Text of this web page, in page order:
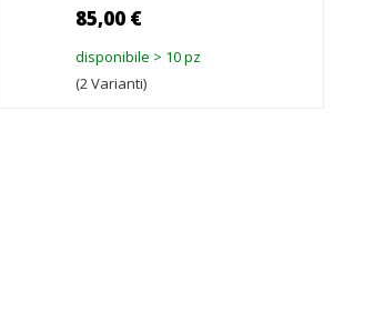
85,00 €
disponibile > 10 pz
(2 Varianti)